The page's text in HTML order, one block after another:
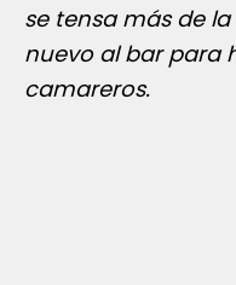
se tensa más de
nuevo al bar para
camareros.